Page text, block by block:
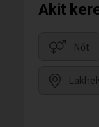
Akit
Nőt